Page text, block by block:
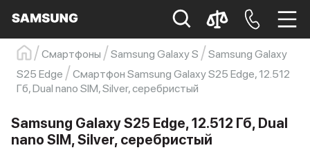
Samsung Смартфон s23
s23 ultra
Galaxy S22
s21
Смартфоны Samsung Galaxy S
Samsung Galaxy
S25 Edge
Смартфон Samsung Galaxy S25 Edge, 12.512
Гб, Dual nano SIM, Silver, серебристый
Samsung Galaxy S25 Edge, 12.512 Гб, Dual
nano SIM, Silver, серебристый